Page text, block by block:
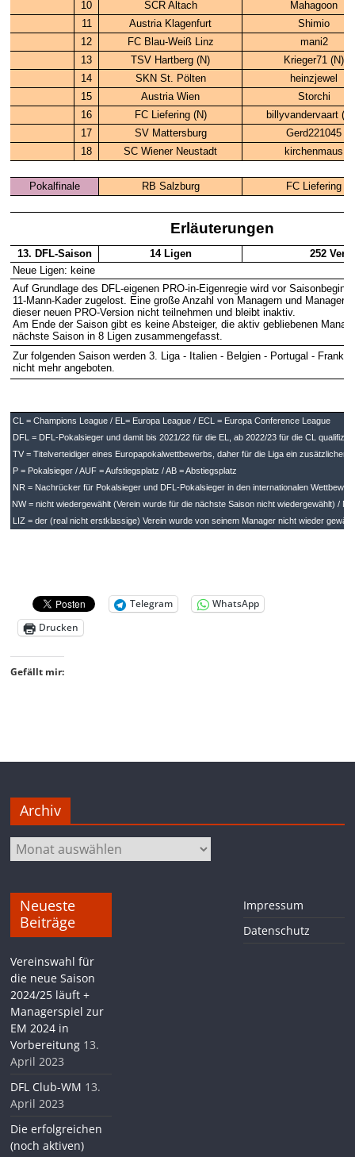
Telegram
WhatsApp
Drucken
Gefällt mir:
Archiv
Archiv
Neueste
Beiträge
Vereinswahl für
die neue Saison
2024/25 läuft +
Managerspiel zur
EM 2024 in
Vorbereitung 13.
April 2023
DFL Club-WM 13.
April 2023
Die erfolgreichen
(noch aktiven)
Impressum
Datenschutz